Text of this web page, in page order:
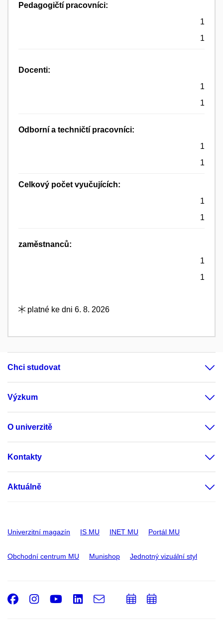
Pedagogičtí pracovníci:
1
1
Docenti:
1
1
Odborní a techničtí pracovníci:
1
1
Celkový počet vyučujících:
1
1
zaměstnanců:
1
1
platné ke dni 6. 8. 2026
Chci studovat
Výzkum
O univerzitě
Kontakty
Aktuálně
Univerzitní magazín IS MU INET MU Portál MU
Obchodní centrum MU Munishop Jednotný vizuální styl
Facebook
Instagram
Youtube
LinkedIn
e-
PřidatPřidat